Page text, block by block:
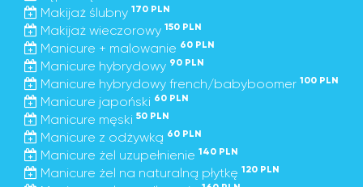
Makijaż ślubny 170 PLN
Makijaż wieczorowy 150 PLN
Manicure + malowanie 60 PLN
Manicure hybrydowy 90 PLN
Manicure hybrydowy french/babyboomer 100 PLN
Manicure japoński 60 PLN
Manicure męski 50 PLN
Manicure z odżywką 60 PLN
Manicure żel uzupełnienie 140 PLN
Manicure żel na naturalną płytkę 120 PLN